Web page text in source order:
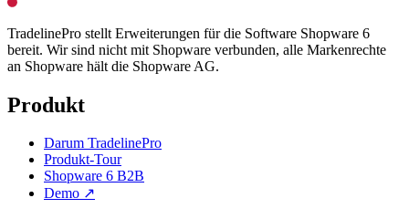
TradelinePro stellt Erweiterungen für die Software Shopware 6
bereit. Wir sind nicht mit Shopware verbunden, alle Markenrechte
an Shopware hält die Shopware AG.
Produkt
Darum TradelinePro
Produkt-Tour
Shopware 6 B2B
Demo ↗